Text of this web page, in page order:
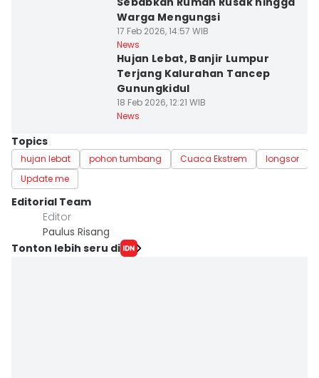
Warga Mengungsi
17 Feb 2026, 14:57 WIB
News
Hujan Lebat, Banjir Lumpur
Terjang Kalurahan Tancep
Gunungkidul
18 Feb 2026, 12:21 WIB
News
Topics
hujan lebat pohon tumbang Cuaca Ekstrem longsor
Update me
Editorial Team
Editor
Paulus Risang
Tonton lebih seru di